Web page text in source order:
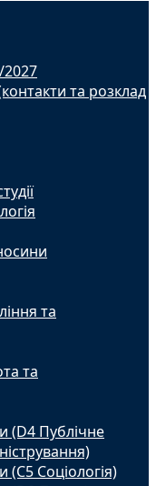
2027
та розклад
та
та
(D4 Публічне
(С5 Соціологія)